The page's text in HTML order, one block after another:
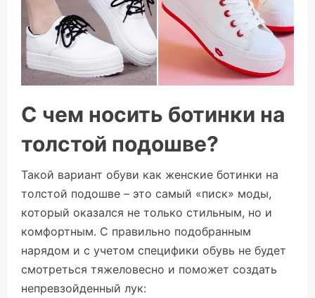
С чем носить ботинки на
толстой подошве?
Такой вариант обуви как женские ботинки на
толстой подошве – это самый «писк» моды,
который оказался не только стильным, но и
комфортным. С правильно подобранным
нарядом и с учетом специфики обувь не будет
смотреться тяжеловесно и поможет создать
непревзойденный лук: